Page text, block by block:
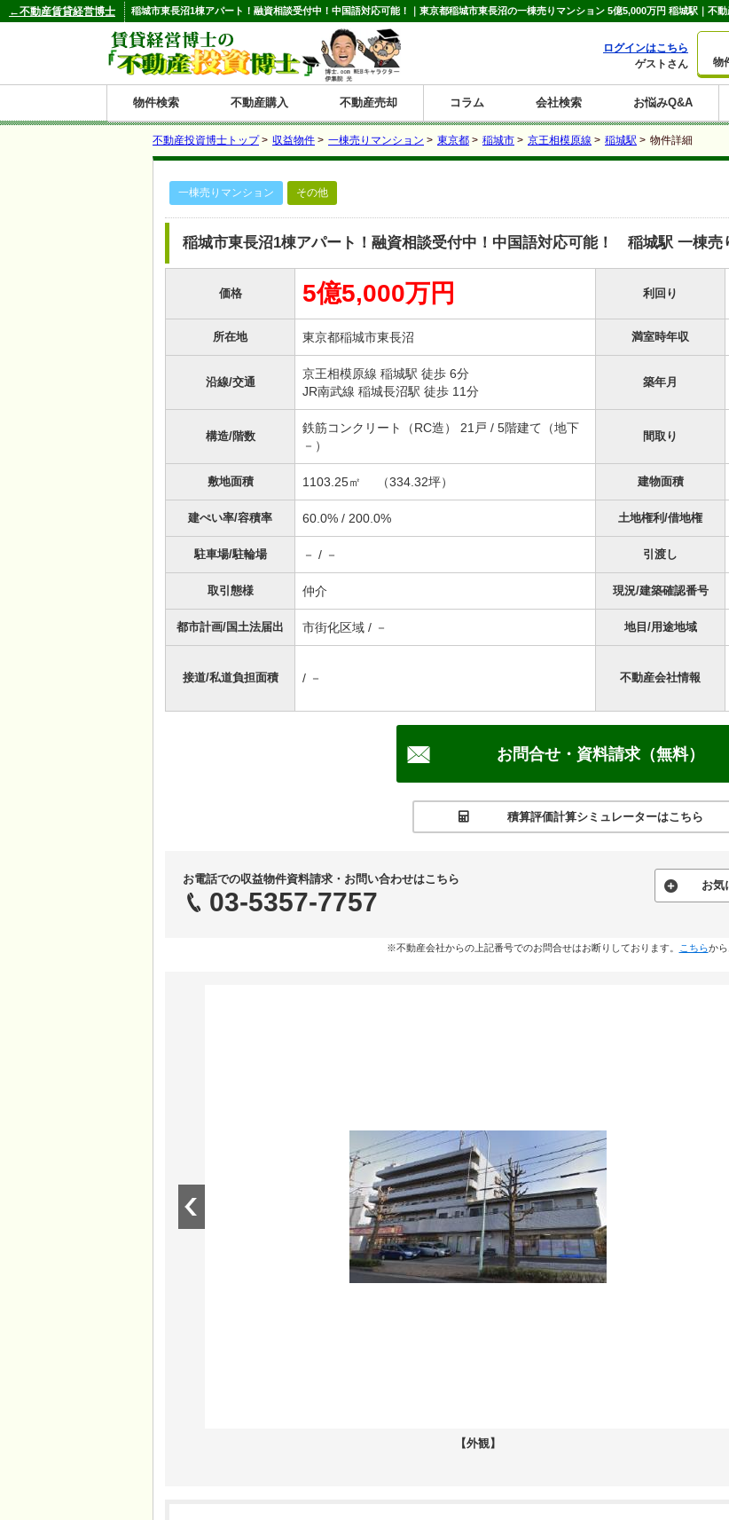
稲城市東長沼1棟アパート！融資相談受付中！中国語対応可能！｜東京都稲城市東長沼の一棟売りマンション 5億5,000万円 稲城駅｜不
物
ログインはこちら
ゲストさん
物件検索
青森
秋田
岩手
宮城
山形
福島
東京
埼玉
神奈川
千葉
茨城
栃木
群馬
新潟
富山
石川
福井
長野
山梨
静岡
愛知
岐阜
三重
大阪
兵庫
京都
滋賀
奈良
和歌山
鳥取
岡山
島根
広島
山口
香川
徳島
愛媛
高知
福岡
佐賀
長崎
熊本
大分
宮崎
鹿児島
沖縄
不動産購入 不動産売却 コラム
購入コラム
売却コラム
大家さんコラム
賃貸経営コラム
会社検索 お悩みQ&A
←不動産賃貸経営博士
不動産投資博士トップ> 収益物件 > 一棟売りマンション > 東京都 > 稲城市 > 京王相模原線 > 稲城駅 > 物件詳細
一棟売りマンション その他
稲城市東長沼1棟アパート！融資相談受付中！中国語対応可能！ 稲城駅 一棟売
価格 5億5,000万円 利回り
所在地 東京都稲城市東長沼 満室時年収
沿線/交通
京王相模原線 稲城駅 徒歩 6分
JR南武線 稲城長沼駅 徒歩 11分
築年月
構造/階数
鉄筋コンクリート（RC造） 21戸 / 5階建て（地下
－）
間取り
敷地面積 1103.25㎡ （334.32坪） 建物面積
建ぺい率/容積率 60.0% / 200.0% 土地権利/借地権
駐車場/駐輪場 － / － 引渡し
取引態様 仲介 現況/建築確認番号
都市計画/国土法届出 市街化区域 / － 地目/用途地域
接道/私道負担面積 / － 不動産会社情報
お問合せ・資料請求（無料）
積算評価計算シミュレーターはこちら
お電話での収益物件資料請求・お問い合わせはこちら
03-5357-7757
お気
※不動産会社からの上記番号でのお問合せはお断りしております。 こちらから
【外観】